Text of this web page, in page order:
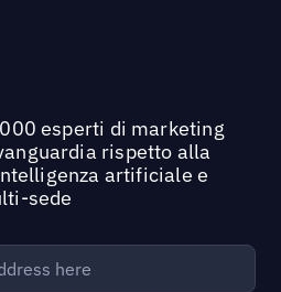
esperti di marketing
rispetto alla
artificiale e
sede